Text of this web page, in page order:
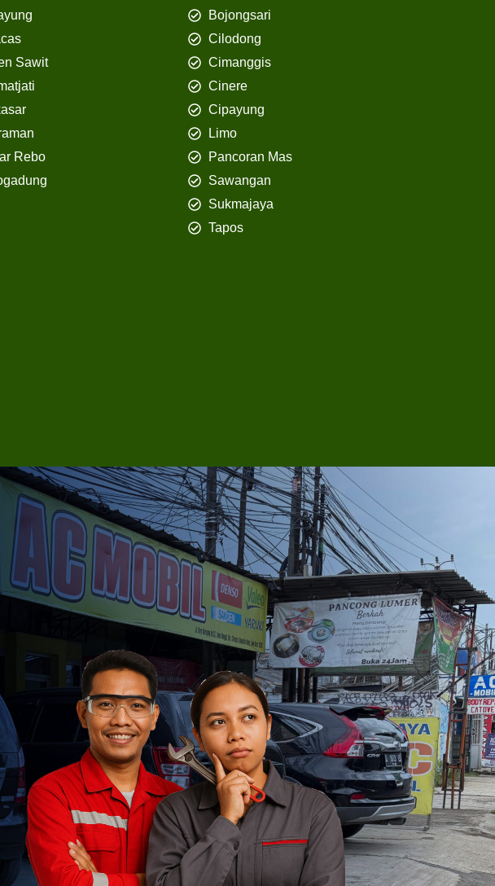
Sawit
Rebo
Bojongsari
Cilodong
Cimanggis
Cinere
Cipayung
Limo
Pancoran Mas
Sawangan
Sukmajaya
Tapos